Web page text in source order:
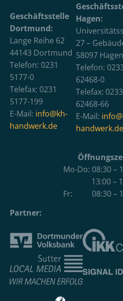
Geschäftsstelle
Dortmund:
Lange Reihe 62
44143 Dortmund
Telefon: 0231
5177-0
Telefax: 0231
5177-199
E-Mail: info@kh-
handwerk.de
Hagen:
27 –
58097 Hagen
Telefon:
62468-0
Telefax:
62468-66
E-Mail:
handwerk.de
Mo-Do: 08:30 –
13:00 –
Fr: 08:30 –
Partner: